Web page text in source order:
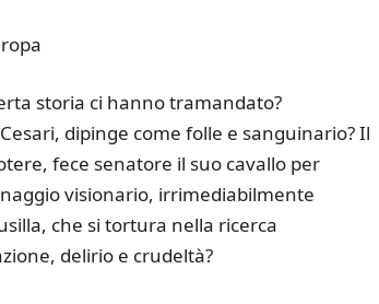
storia ci hanno tramandato?
dipinge come folle e sanguinario? Il
fece senatore il suo cavallo per
visionario, irrimediabilmente
che si tortura nella ricerca
delirio e crudeltà?